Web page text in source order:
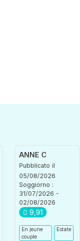
ANNE C
Pubblicato il
05/08/2026
Soggiorno :
31/07/2026 -
02/08/2026
9,91
En jeune
couple
Estate